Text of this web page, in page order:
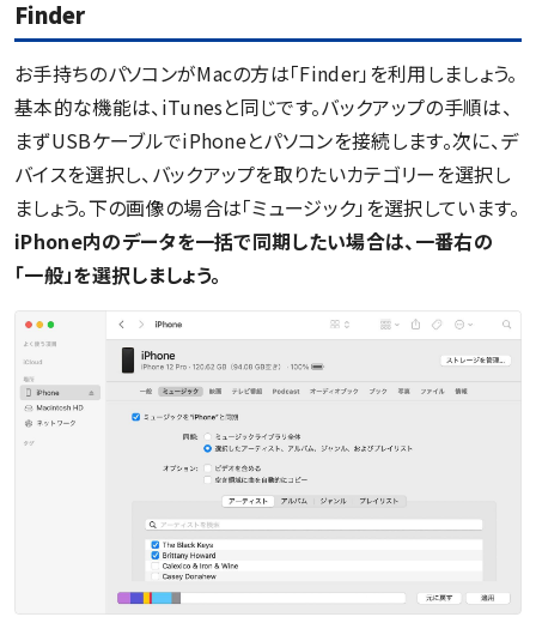
Finder
お手持ちのパソコンがMacの方は「Finder」を利用しましょう。
基本的な機能は、iTunesと同じです。バックアップの手順は、
まずUSBケーブルでiPhoneとパソコンを接続します。次に、デ
バイスを選択し、バックアップを取りたいカテゴリーを選択し
ましょう。下の画像の場合は「ミュージック」を選択しています。
iPhone内のデータを一括で同期したい場合は、一番右の
「一般」を選択しましょう。